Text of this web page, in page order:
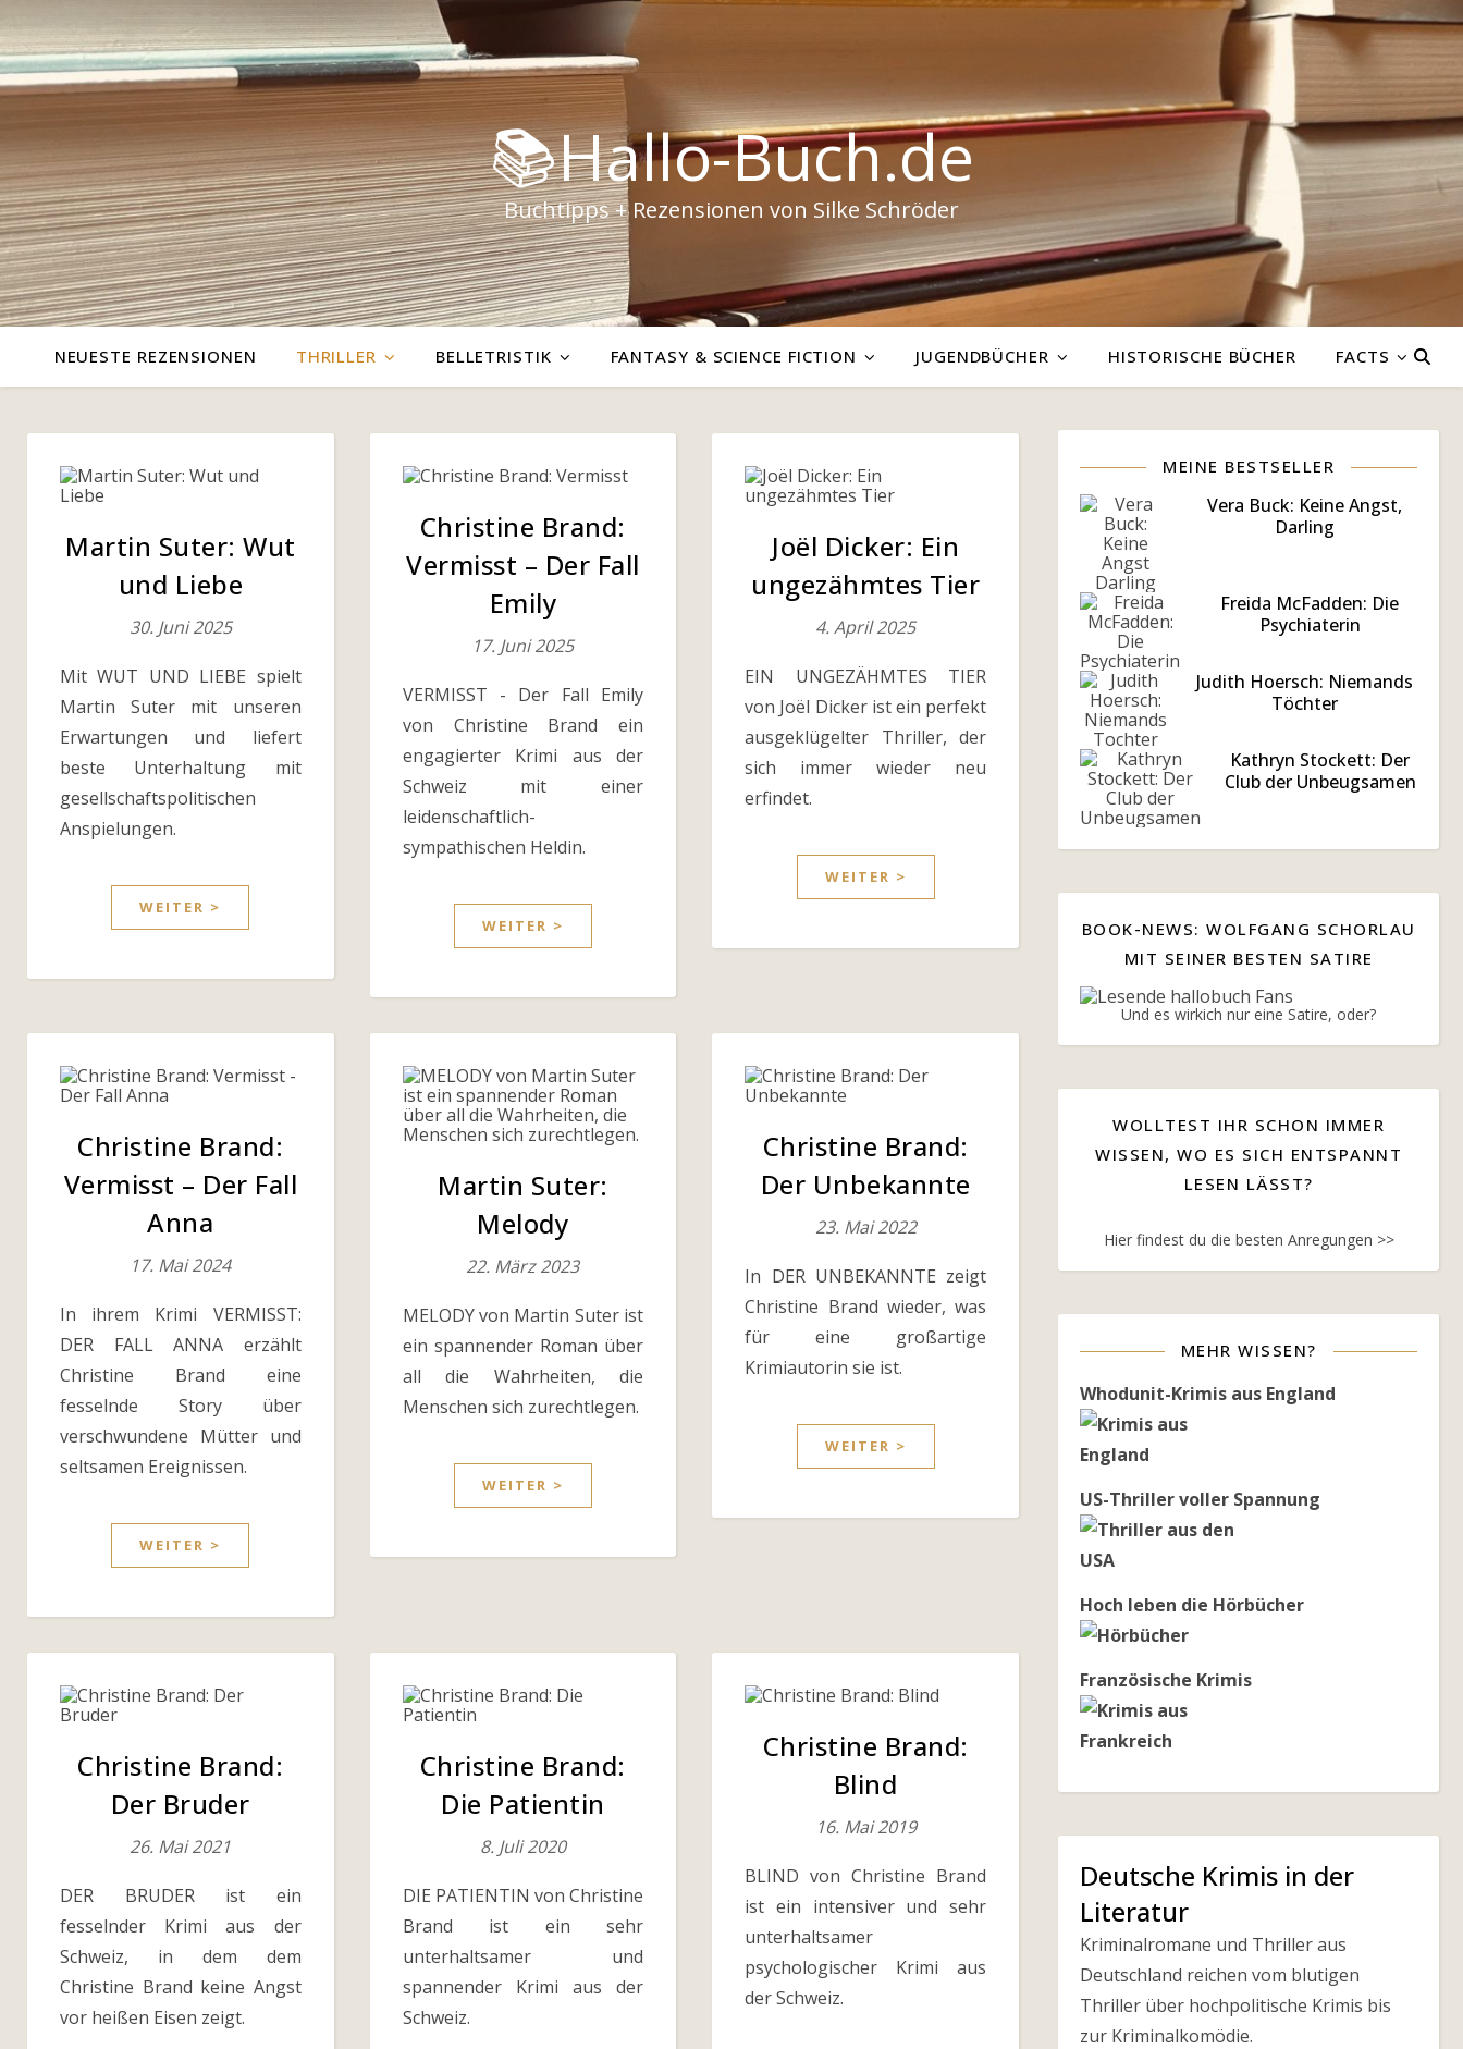
📚Hallo-Buch.de
Buchtipps + Rezensionen von Silke Schröder
NEUESTE REZENSIONEN THRILLER BELLETRISTIK FANTASY & SCIENCE FICTION JUGENDBÜCHER HISTORISCHE BÜCHER FACTS
Martin Suter: Wut
und Liebe
30. Juni 2025
Mit WUT UND LIEBE spielt
Martin Suter mit unseren
Erwartungen und liefert
beste Unterhaltung mit
gesellschaftspolitischen
Anspielungen.
WEITER >
Christine Brand:
Vermisst – Der Fall
Emily
17. Juni 2025
VERMISST - Der Fall Emily
von Christine Brand ein
engagierter Krimi aus der
Schweiz mit einer
leidenschaftlich-
sympathischen Heldin.
WEITER >
Joël Dicker: Ein
ungezähmtes Tier
4. April 2025
EIN UNGEZÄHMTES TIER
von Joël Dicker ist ein perfekt
ausgeklügelter Thriller, der
sich immer wieder neu
erfindet.
WEITER >
Christine Brand:
Vermisst – Der Fall
Anna
17. Mai 2024
In ihrem Krimi VERMISST:
DER FALL ANNA erzählt
Christine Brand eine
fesselnde Story über
verschwundene Mütter und
seltsamen Ereignissen.
WEITER >
Martin Suter:
Melody
22. März 2023
MELODY von Martin Suter ist
ein spannender Roman über
all die Wahrheiten, die
Menschen sich zurechtlegen.
WEITER >
Christine Brand:
Der Unbekannte
23. Mai 2022
In DER UNBEKANNTE zeigt
Christine Brand wieder, was
für eine großartige
Krimiautorin sie ist.
WEITER >
Christine Brand:
Der Bruder
26. Mai 2021
DER BRUDER ist ein
fesselnder Krimi aus der
Schweiz, in dem dem
Christine Brand keine Angst
vor heißen Eisen zeigt.
Christine Brand:
Die Patientin
8. Juli 2020
DIE PATIENTIN von Christine
Brand ist ein sehr
unterhaltsamer und
spannender Krimi aus der
Schweiz.
Christine Brand:
Blind
16. Mai 2019
BLIND von Christine Brand
ist ein intensiver und sehr
unterhaltsamer
psychologischer Krimi aus
der Schweiz.
MEINE BESTSELLER
Vera Buck: Keine Angst,
Darling
Freida McFadden: Die
Psychiaterin
Judith Hoersch: Niemands
Töchter
Kathryn Stockett: Der
Club der Unbeugsamen
BOOK-NEWS: WOLFGANG SCHORLAU
MIT SEINER BESTEN SATIRE
Und es wirkich nur eine Satire, oder?
WOLLTEST IHR SCHON IMMER
WISSEN, WO ES SICH ENTSPANNT
LESEN LÄSST?
Hier findest du die besten Anregungen >>
MEHR WISSEN?
Whodunit-Krimis aus England
US-Thriller voller Spannung
Hoch leben die Hörbücher
Französische Krimis
Deutsche Krimis in der
Literatur
Kriminalromane und Thriller aus
Deutschland reichen vom blutigen
Thriller über hochpolitische Krimis bis
zur Kriminalkomödie.